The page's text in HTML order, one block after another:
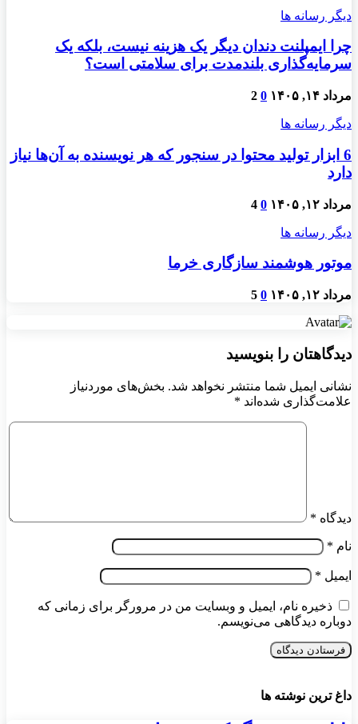
دیگر رسانه ها
چرا ایمپلنت دندان دیگر یک هزینه نیست، بلکه یک
سرمایه‌گذاری بلندمدت برای سلامتی است؟
مرداد ۱۴, ۱۴۰۵ 0
2
دیگر رسانه ها
6 ابزار تولید محتوا در سنجور که هر نویسنده به آن‌ها نیاز
دارد
مرداد ۱۲, ۱۴۰۵ 0
4
دیگر رسانه ها
موتور هوشمند سازگاری خرما
مرداد ۱۲, ۱۴۰۵ 0
5
دیدگاهتان را بنویسید
نشانی ایمیل شما منتشر نخواهد شد. بخش‌های موردنیاز
علامت‌گذاری شده‌اند *
دیدگاه *
نام *
ایمیل *
ذخیره نام، ایمیل و وبسایت من در مرورگر برای زمانی که
دوباره دیدگاهی می‌نویسم.
داغ ترین نوشته ها